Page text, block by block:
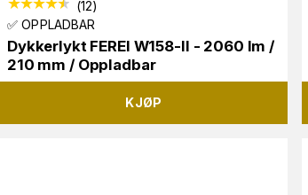
(12)
✅ OPPLADBAR
Dykkerlykt FEREI W158-II - 2060 lm /
210 mm / Oppladbar
KJØP